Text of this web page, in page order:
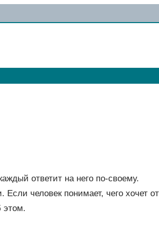
ответит на него по-своему.
человек понимает, чего хочет от
этом.